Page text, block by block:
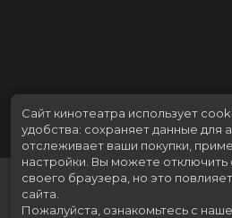
Сайт кинотеатра использует
удобства: сохраняет данные для
отслеживает ваши покупки,
настройки. Вы можете отключить
своего браузера, но это
сайта.
Пожалуйста, ознакомьтесь с